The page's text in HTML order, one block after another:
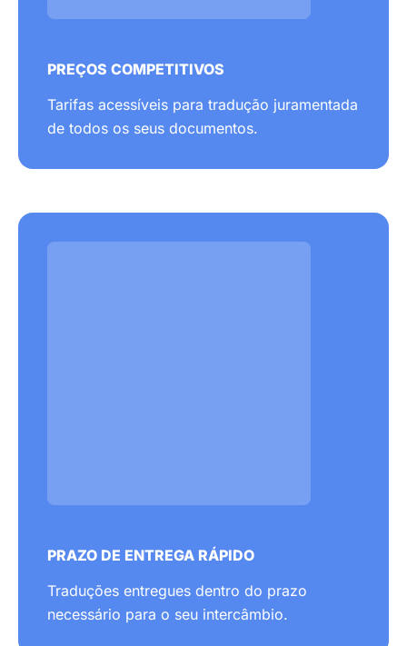
PREÇOS COMPETITIVOS
Tarifas acessíveis para tradução juramentada
de todos os seus documentos.
PRAZO DE ENTREGA RÁPIDO
Traduções entregues dentro do prazo
necessário para o seu intercâmbio.